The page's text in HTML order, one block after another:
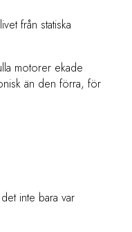
från statiska
motorer ekade
än den förra, för
inte bara var